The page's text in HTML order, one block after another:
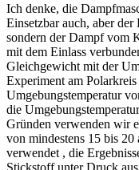
Ich denke, die
Einsetzbar auch, aber der
sondern der Dampf vom
mit dem Einlass
Gleichgewicht mit der
Experiment am
Umgebungstemperatur
die
Gründen verwenden wir
von mindestens 15 bis 20
verwendet , die
Stickstoff unter Druck